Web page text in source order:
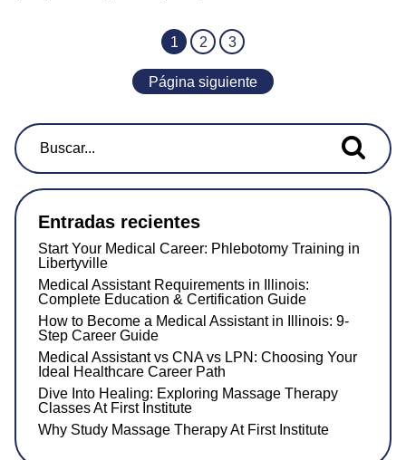
1 2 3
Página siguiente
Buscar...
Entradas recientes
Start Your Medical Career: Phlebotomy Training in
Libertyville
Medical Assistant Requirements in Illinois:
Complete Education & Certification Guide
How to Become a Medical Assistant in Illinois: 9-
Step Career Guide
Medical Assistant vs CNA vs LPN: Choosing Your
Ideal Healthcare Career Path
Dive Into Healing: Exploring Massage Therapy
Classes At First Institute
Why Study Massage Therapy At First Institute